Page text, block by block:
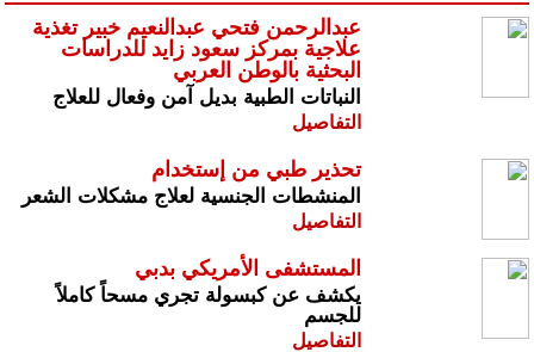
عبدالرحمن فتحي عبدالنعيم خبير تغذية
علاجية بمركز سعود زايد للدراسات
البحثية بالوطن العربي
النباتات الطبية بديل آمن وفعال للعلاج
التفاصيل
تحذير طبي من إستخدام
المنشطات الجنسية لعلاج مشكلات الشعر
التفاصيل
المستشفى الأمريكي بدبي
يكشف عن كبسولة تجري مسحاً كاملاً
للجسم
التفاصيل